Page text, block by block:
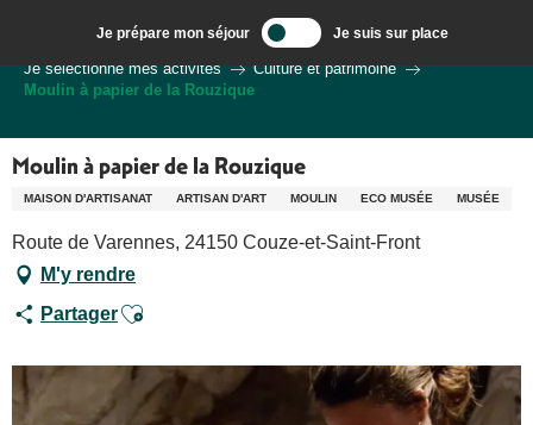
contenu
principal
Je prépare mon séjour Je suis sur place
Bienvenue à Sarlat, Capitale du Périgord Noir
Je sélectionne mes activités
Culture et patrimoine
Moulin à papier de la Rouzique
Moulin à papier de la Rouzique
MAISON D'ARTISANAT ARTISAN D'ART MOULIN ECO MUSÉE MUSÉE
Route de Varennes, 24150 Couze-et-Saint-Front
M'y rendre
PartagerAjouter aux favoris